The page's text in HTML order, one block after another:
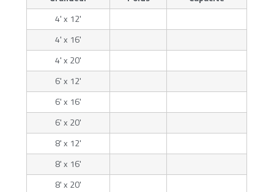
4' x 12'
4' x 16'
4' x 20'
6' x 12'
6' x 16'
6' x 20'
8' x 12'
8' x 16'
8' x 20'